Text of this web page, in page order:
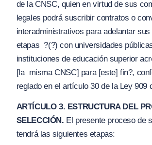
de la CNSC, quien en virtud de sus
legales podrá suscribir contratos o
interadministrativos para adelantar
etapas ?(?) con universidades
instituciones de educación superior
[la misma CNSC] para [este] fin?,
reglado en el artículo 30 de la Ley 909
ARTÍCULO 3. ESTRUCTURA DEL
SELECCIÓN. El presente proceso de
tendrá las siguientes etapas: